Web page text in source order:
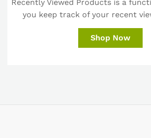
Recently Viewed Products is a
you keep track of your recent
Shop Now